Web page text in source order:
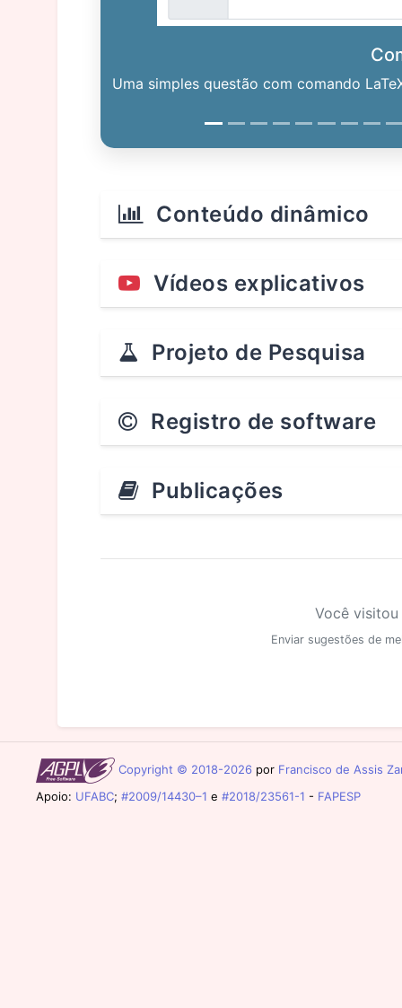
Uma simples questão com comando
Conteúdo dinâmico
Vídeos explicativos
Projeto de Pesquisa
Registro de software
Publicações
Você
Enviar sugestões de
Copyright © 2018-2026 por Francisco de Assis
Apoio: UFABC; #2009/14430–1 e #2018/23561-1 - FAPESP